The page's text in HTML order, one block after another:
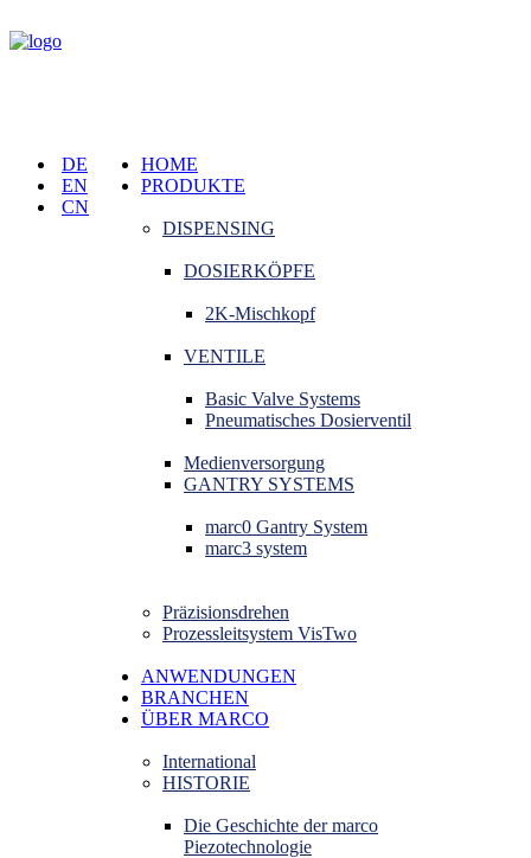
HOME
PRODUKTE
DISPENSING
DOSIERKÖPFE
2K-Mischkopf
VENTILE
Basic Valve Systems
Pneumatisches Dosierventil
Medienversorgung
GANTRY SYSTEMS
marc0 Gantry System
marc3 system
Präzisionsdrehen
Prozessleitsystem VisTwo
ANWENDUNGEN
BRANCHEN
ÜBER MARCO
International
HISTORIE
Die Geschichte der marco
Piezotechnologie
DE
EN
CN